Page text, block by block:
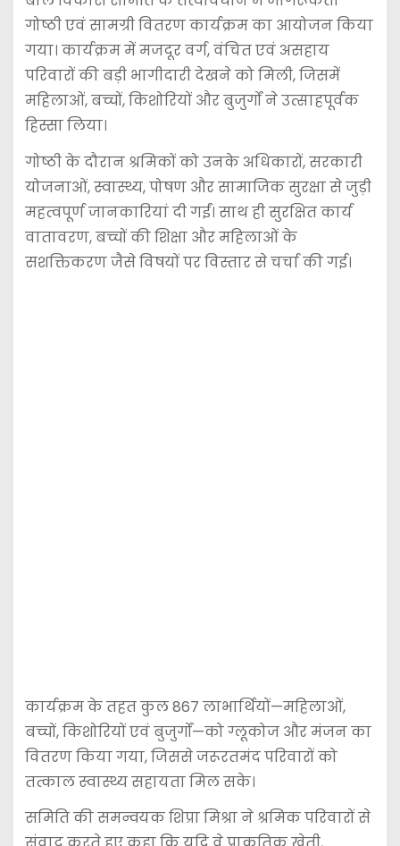
गोष्ठी एवं सामग्री वितरण कार्यक्रम का आयोजन किया
गया। कार्यक्रम में मजदूर वर्ग, वंचित एवं असहाय
परिवारों की बड़ी भागीदारी देखने को मिली, जिसमें
महिलाओं, बच्चों, किशोरियों और बुजुर्गों ने उत्साहपूर्वक
हिस्सा लिया।
गोष्ठी के दौरान श्रमिकों को उनके अधिकारों, सरकारी
योजनाओं, स्वास्थ्य, पोषण और सामाजिक सुरक्षा से जुड़ी
महत्वपूर्ण जानकारियां दी गईं। साथ ही सुरक्षित कार्य
वातावरण, बच्चों की शिक्षा और महिलाओं के
सशक्तिकरण जैसे विषयों पर विस्तार से चर्चा की गई।
कार्यक्रम के तहत कुल 867 लाभार्थियों—महिलाओं,
बच्चों, किशोरियों एवं बुजुर्गों—को ग्लूकोज और मंजन का
वितरण किया गया, जिससे जरूरतमंद परिवारों को
तत्काल स्वास्थ्य सहायता मिल सके।
समिति की समन्वयक शिप्रा मिश्रा ने श्रमिक परिवारों से